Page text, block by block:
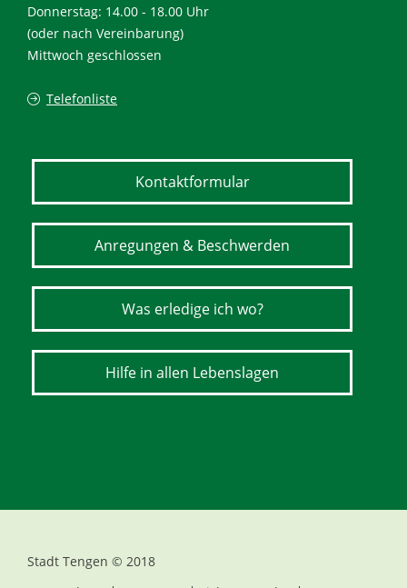
Donnerstag: 14.00 - 18.00 Uhr
(oder nach Vereinbarung)
Mittwoch geschlossen
Telefonliste
Kontaktformular
Anregungen & Beschwerden
Was erledige ich wo?
Hilfe in allen Lebenslagen
Stadt Tengen © 2018